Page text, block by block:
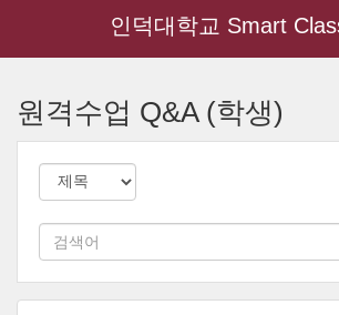
인덕대학교 Smart
원격수업 Q&A (학생)